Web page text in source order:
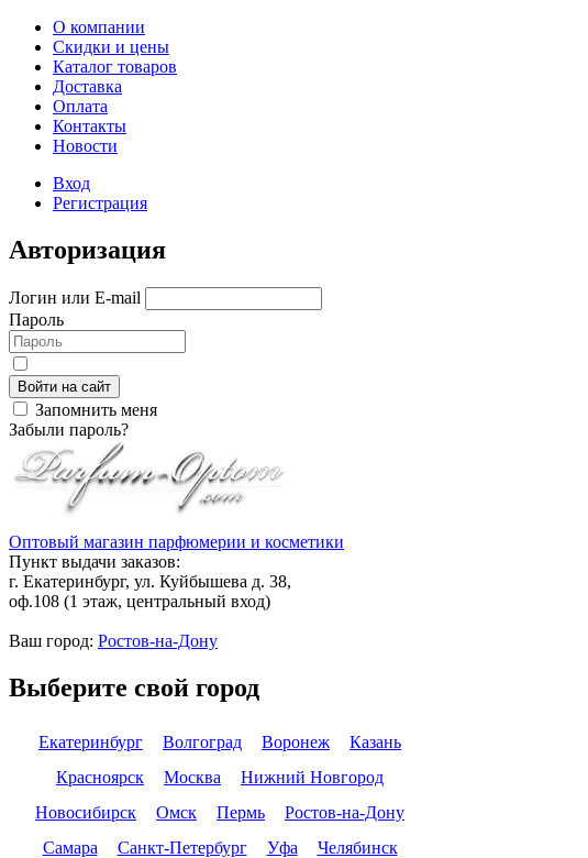
О компании
Скидки и цены
Каталог товаров
Доставка
Оплата
Контакты
Новости
Вход
Регистрация
Авторизация
Логин или E-mail
Пароль
Войти на сайт
Запомнить меня
Забыли пароль?
Оптовый магазин парфюмерии и косметики
Пункт выдачи заказов:
г. Екатеринбург, ул. Куйбышева д. 38,
оф.108 (1 этаж, центральный вход)
Ваш город: Ростов-на-Дону
Выберите свой город
Екатеринбург Волгоград Воронеж
Казань
Красноярск
Москва
Нижний Новгород
Новосибирск
Омск Пермь
Ростов-на-Дону
Самара
Санкт-Петербург Уфа
Челябинск